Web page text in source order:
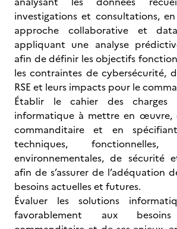
investigations et consultations,
approche collaborative et
appliquant une analyse
afin de définir les objectifs
les contraintes de cybersécurité,
RSE et leurs impacts pour le
Établir le cahier des
informatique à mettre en œuvre,
commanditaire et en
techniques, fonctionnelles,
environnementales, de sécurité
afin de s’assurer de l’adéquation
besoins actuelles et futures.
Évaluer les solutions
favorablement aux